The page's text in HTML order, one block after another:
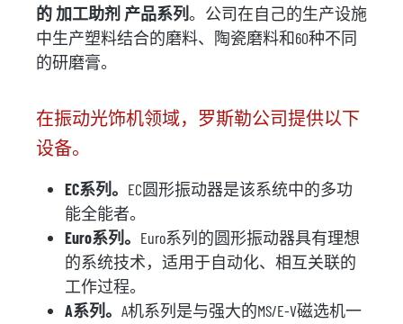
的 加工助剂 产品系列。公司在自己的生产设施
中生产塑料结合的磨料、陶瓷磨料和60种不同
的研磨膏。
在振动光饰机领域，罗斯勒公司提供以下
设备。
EC系列。 EC圆形振动器是该系统中的多功
能全能者。
Euro系列。 Euro系列的圆形振动器具有理想
的系统技术，适用于自动化、相互关联的
工作过程。
A系列。 A机系列是与强大的MS/E-V磁选机一